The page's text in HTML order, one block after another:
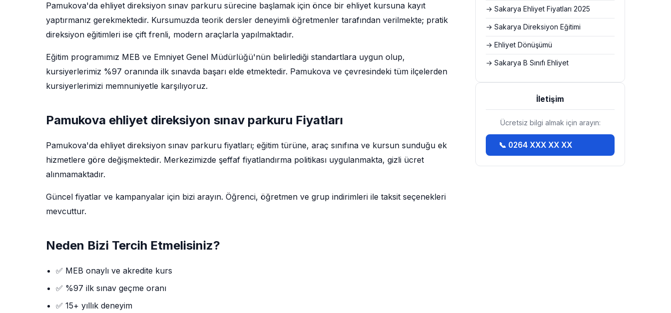
Pamukova'da ehliyet direksiyon sınav parkuru sürecine başlamak için önce bir ehliyet kursuna kayıt
yaptırmanız gerekmektedir. Kursumuzda teorik dersler deneyimli öğretmenler tarafından verilmekte; pratik
direksiyon eğitimleri ise çift frenli, modern araçlarla yapılmaktadır.
Eğitim programımız MEB ve Emniyet Genel Müdürlüğü'nün belirlediği standartlara uygun olup,
kursiyerlerimiz %97 oranında ilk sınavda başarı elde etmektedir. Pamukova ve çevresindeki tüm ilçelerden
kursiyerlerimizi memnuniyetle karşılıyoruz.
Pamukova ehliyet direksiyon sınav parkuru Fiyatları
Pamukova'da ehliyet direksiyon sınav parkuru fiyatları; eğitim türüne, araç sınıfına ve kursun sunduğu ek
hizmetlere göre değişmektedir. Merkezimizde şeffaf fiyatlandırma politikası uygulanmakta, gizli ücret
alınmamaktadır.
Güncel fiyatlar ve kampanyalar için bizi arayın. Öğrenci, öğretmen ve grup indirimleri ile taksit seçenekleri
mevcuttur.
Neden Bizi Tercih Etmelisiniz?
✅ MEB onaylı ve akredite kurs
✅ %97 ilk sınav geçme oranı
✅ 15+ yıllık deneyim
→ Sakarya Ehliyet Fiyatları 2025
→ Sakarya Direksiyon Eğitimi
→ Ehliyet Dönüşümü
→ Sakarya B Sınıfı Ehliyet
İletişim
Ücretsiz bilgi almak için arayın:
📞 0264 XXX XX XX